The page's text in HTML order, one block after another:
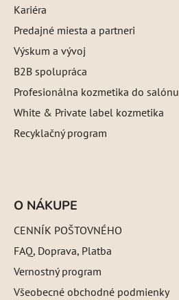
Kariéra
Predajné miesta a partneri
Výskum a vývoj
B2B spolupráca
Profesionálna kozmetika do salónu
White & Private label kozmetika
Recyklačný program
O NÁKUPE
CENNÍK POŠTOVNÉHO
FAQ, Doprava, Platba
Vernostný program
Všeobecné obchodné podmienky